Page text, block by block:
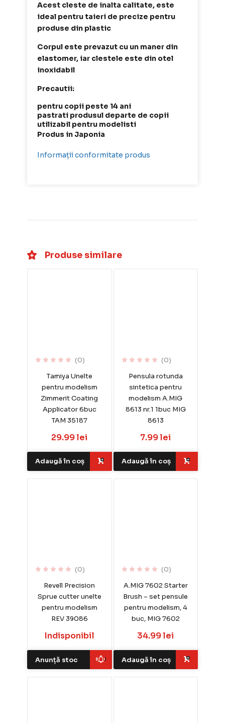
Acest cleste de inalta calitate, este
ideal pentru taieri de precize pentru
produse din plastic
Corpul este prevazut cu un maner din
elastomer, iar clestele este din otel
inoxidabil
Precautii:
pentru copii peste 14 ani
pastrati produsul departe de copii
utilizabil pentru modelisti
Produs in Japonia
Informații conformitate produs
Produse similare
(0)
Tamiya Unelte
pentru modelism
Zimmerit Coating
Applicator 6buc
TAM 35187
29.99 lei
Adaugă în coș
(0)
Pensula rotunda
sintetica pentru
modelism A.MIG
8613 nr.1 1buc MIG
8613
7.99 lei
Adaugă în coș
(0)
Revell Precision
Sprue cutter unelte
pentru modelism
REV 39086
Indisponibil
Anunță stoc
(0)
A.MIG 7602 Starter
Brush – set pensule
pentru modelism, 4
buc, MIG 7602
34.99 lei
Adaugă în coș